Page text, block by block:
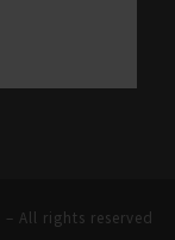
– All rights reserved